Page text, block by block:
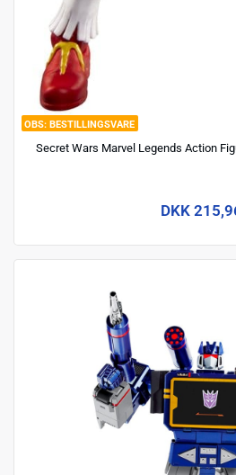
BESTILLINGSVARE
Secret Wars Marvel Legends Action
DKK